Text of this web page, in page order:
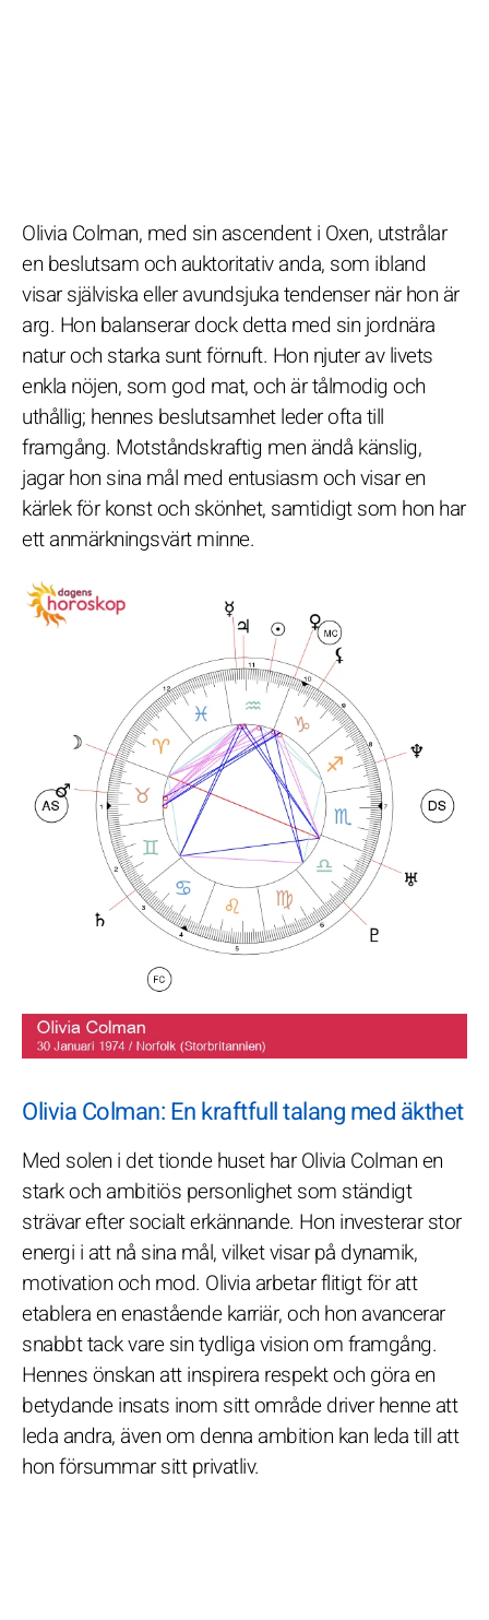
Olivia Colman, med sin ascendent i Oxen, utstrålar
en beslutsam och auktoritativ anda, som ibland
visar själviska eller avundsjuka tendenser när hon är
arg. Hon balanserar dock detta med sin jordnära
natur och starka sunt förnuft. Hon njuter av livets
enkla nöjen, som god mat, och är tålmodig och
uthållig; hennes beslutsamhet leder ofta till
framgång. Motståndskraftig men ändå känslig,
jagar hon sina mål med entusiasm och visar en
kärlek för konst och skönhet, samtidigt som hon har
ett anmärkningsvärt minne.
Olivia Colman: En kraftfull talang med äkthet
Med solen i det tionde huset har Olivia Colman en
stark och ambitiös personlighet som ständigt
strävar efter socialt erkännande. Hon investerar stor
energi i att nå sina mål, vilket visar på dynamik,
motivation och mod. Olivia arbetar flitigt för att
etablera en enastående karriär, och hon avancerar
snabbt tack vare sin tydliga vision om framgång.
Hennes önskan att inspirera respekt och göra en
betydande insats inom sitt område driver henne att
leda andra, även om denna ambition kan leda till att
hon försummar sitt privatliv.